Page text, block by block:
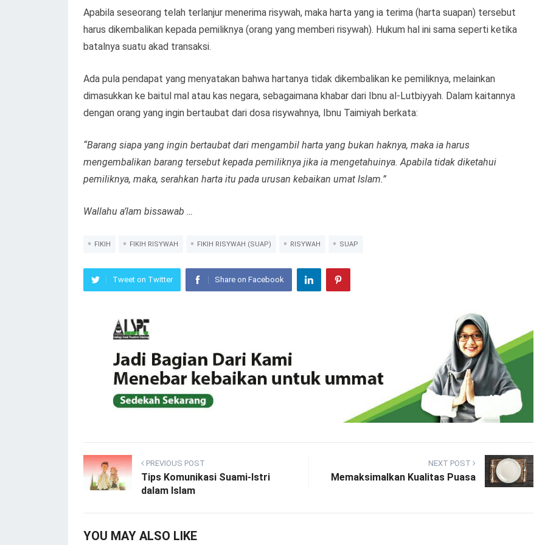
Apabila seseorang telah terlanjur menerima risywah, maka harta yang ia terima (harta suapan) tersebut
harus dikembalikan kepada pemiliknya (orang yang memberi risywah). Hukum hal ini sama seperti ketika
batalnya suatu akad transaksi.
Ada pula pendapat yang menyatakan bahwa hartanya tidak dikembalikan ke pemiliknya, melainkan
dimasukkan ke baitul mal atau kas negara, sebagaimana khabar dari Ibnu al-Lutbiyyah. Dalam kaitannya
dengan orang yang ingin bertaubat dari dosa risywahnya, Ibnu Taimiyah berkata:
“Barang siapa yang ingin bertaubat dari mengambil harta yang bukan haknya, maka ia harus
mengembalikan barang tersebut kepada pemiliknya jika ia mengetahuinya. Apabila tidak diketahui
pemiliknya, maka, serahkan harta itu pada urusan kebaikan umat Islam.”
Wallahu a’lam bissawab …
FIKIH FIKIH RISYWAH FIKIH RISYWAH (SUAP) RISYWAH SUAP
Tweet on Twitter Share on Facebook
PREVIOUS POST
Tips Komunikasi Suami-Istri
dalam Islam
NEXT POST
Memaksimalkan Kualitas Puasa
YOU MAY ALSO LIKE